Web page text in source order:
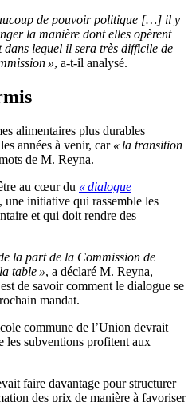
de pouvoir politique […] il y
la manière dont elles opèrent
lequel il sera très difficile de
», a-t-il analysé.
alimentaires plus durables
années à venir, car « la transition
de M. Reyna.
au cœur du « dialogue
une initiative qui rassemble les
et qui doit rendre des
la part de la Commission de
table », a déclaré M. Reyna,
de savoir comment le dialogue se
mandat.
commune de l’Union devrait
les subventions profitent aux
faire davantage pour structurer
des prix de manière à favoriser